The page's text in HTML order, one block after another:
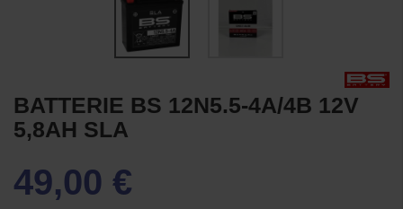
BATTERIE BS 12N5.5-4A/4B 12V
5,8AH SLA
49,00 €